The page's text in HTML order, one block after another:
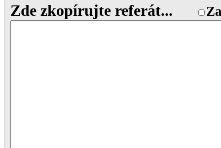
Zde zkopírujte referát...